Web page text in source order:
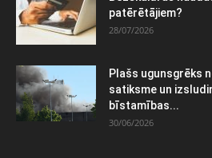
patērētājiem?
28/07/2026
Plašs ugunsgrēks
satiksme un
bīstamības...
30/06/2026